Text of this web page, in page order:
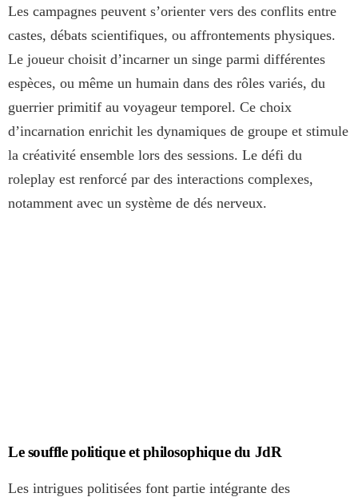
Les campagnes peuvent s’orienter vers des conflits entre
castes, débats scientifiques, ou affrontements physiques.
Le joueur choisit d’incarner un singe parmi différentes
espèces, ou même un humain dans des rôles variés, du
guerrier primitif au voyageur temporel. Ce choix
d’incarnation enrichit les dynamiques de groupe et stimule
la créativité ensemble lors des sessions. Le défi du
roleplay est renforcé par des interactions complexes,
notamment avec un système de dés nerveux.
Le souffle politique et philosophique du JdR
Les intrigues politisées font partie intégrante des